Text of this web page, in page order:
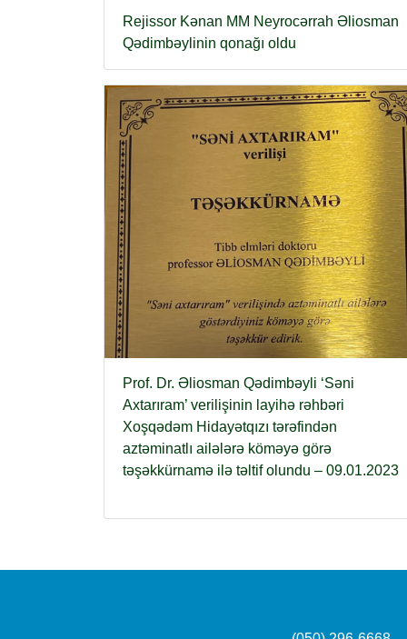
Rejissor Kənan MM Neyrocərrah Əliosman
Qədimbəylinin qonağı oldu
Prof. Dr. Əliosman Qədimbəyli ‘Səni
Axtarıram’ verilişinin layihə rəhbəri
Xoşqədəm Hidayətqızı tərəfindən
aztəminatlı ailələrə köməyə görə
təşəkkürnamə ilə təltif olundu – 09.01.2023